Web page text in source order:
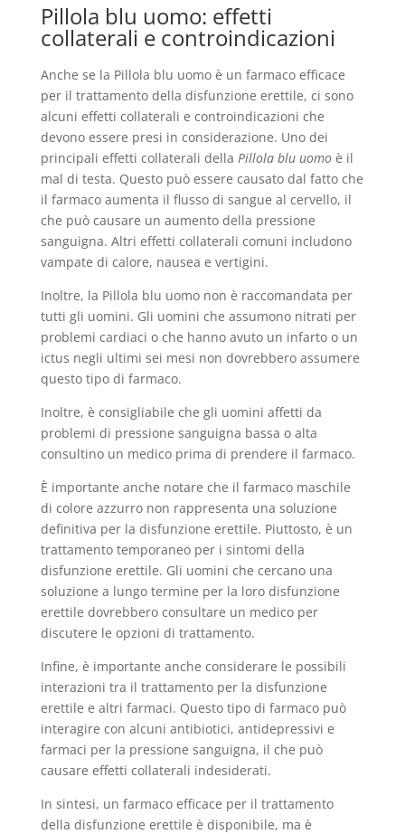
Pillola blu uomo: effetti
collaterali e controindicazioni
Anche se la Pillola blu uomo è un farmaco efficace
per il trattamento della disfunzione erettile, ci sono
alcuni effetti collaterali e controindicazioni che
devono essere presi in considerazione. Uno dei
principali effetti collaterali della Pillola blu uomoè il
mal di testa. Questo può essere causato dal fatto che
il farmaco aumenta il flusso di sangue al cervello, il
che può causare un aumento della pressione
sanguigna. Altri effetti collaterali comuni includono
vampate di calore, nausea e vertigini.
Inoltre, la Pillola blu uomo non è raccomandata per
tutti gli uomini. Gli uomini che assumono nitrati per
problemi cardiaci o che hanno avuto un infarto o un
ictus negli ultimi sei mesi non dovrebbero assumere
questo tipo di farmaco.
Inoltre, è consigliabile che gli uomini affetti da
problemi di pressione sanguigna bassa o alta
consultino un medico prima di prendere il farmaco.
È importante anche notare che il farmaco maschile
di colore azzurro non rappresenta una soluzione
definitiva per la disfunzione erettile. Piuttosto, è un
trattamento temporaneo per i sintomi della
disfunzione erettile. Gli uomini che cercano una
soluzione a lungo termine per la loro disfunzione
erettile dovrebbero consultare un medico per
discutere le opzioni di trattamento.
Infine, è importante anche considerare le possibili
interazioni tra il trattamento per la disfunzione
erettile e altri farmaci. Questo tipo di farmaco può
interagire con alcuni antibiotici, antidepressivi e
farmaci per la pressione sanguigna, il che può
causare effetti collaterali indesiderati.
In sintesi, un farmaco efficace per il trattamento
della disfunzione erettile è disponibile, ma è